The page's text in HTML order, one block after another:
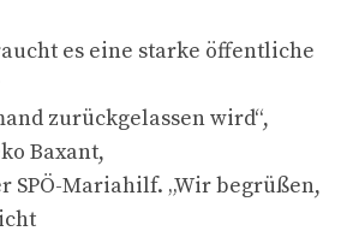
es eine starke öffentliche
zurückgelassen wird“,
Baxant,
SPÖ-Mariahilf. „Wir begrüßen,